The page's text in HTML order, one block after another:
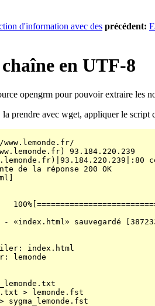
d'information avec des précédent:
en UTF-8
opengrm pour pouvoir extraire les
prendre avec wget, appliquer le
93.184.220.239
de la réponse 200 OK
«index.html» sauvegardé
index.html
lemonde
> lemonde.fst
sygma_lemonde.fst